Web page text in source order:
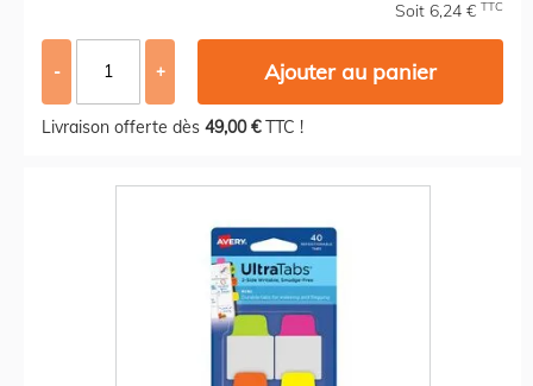
Soit 6,24 € TTC
- + Ajouter au panier
Livraison offerte dès 49,00 €TTC !